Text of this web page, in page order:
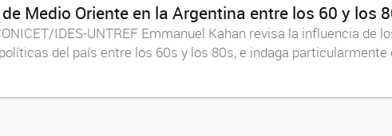
Medio Oriente en la Argentina entre los 60 y los
IDES-UNTREF Emmanuel Kahan revisa la influencia de
del país entre los 60s y los 80s, e indaga particularmente